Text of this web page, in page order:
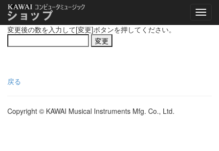
変更後の数を入力して[変更]ボタンを押してください。
戻る
Copyright © KAWAI Musical Instruments Mfg. Co., Ltd.